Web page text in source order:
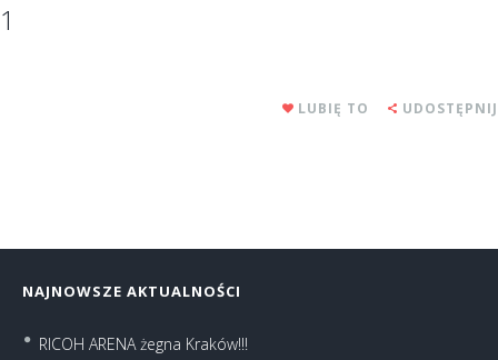
1
LUBIĘ TO UDOSTĘPNIJ
NAJNOWSZE AKTUALNOŚCI
RICOH ARENA żegna Kraków!!!